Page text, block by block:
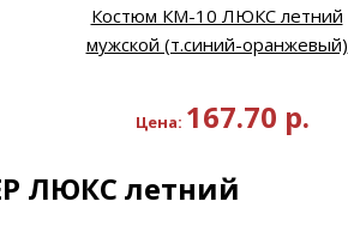
Костюм КМ-10 ЛЮКС летний
мужской (т.синий-оранжевый)
Цена: 167.70 р.
ЛЮКС летний